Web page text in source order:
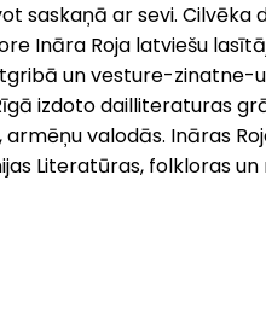
saskaņā ar sevi.
Ināra Roja latviešu
un vesture-
izdoto dailliteraturas
valodās. Ināras
Literatūras, folkloras